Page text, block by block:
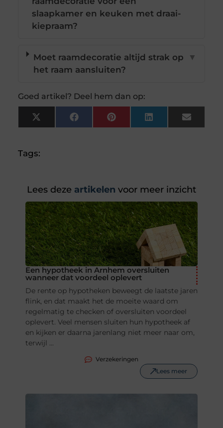
slaapkamer en keuken met draai-
kiepraam?
Moet raamdecoratie altijd strak op
het raam aansluiten?
▼
Goed artikel? Deel hem dan op:
X
(Twitter)
FacebookPinterestLinkedInEmail
Tags:
Lees deze artikelen voor meer inzicht
Een hypotheek in Arnhem oversluiten
wanneer dat voordeel oplevert
De rente op hypotheken beweegt de laatste jaren
flink, en dat maakt het de moeite waard om
regelmatig te checken of oversluiten voordeel
oplevert. Veel mensen sluiten hun hypotheek af
en kijken er daarna jarenlang niet meer naar om,
terwijl ...
Verzekeringen
Lees meer